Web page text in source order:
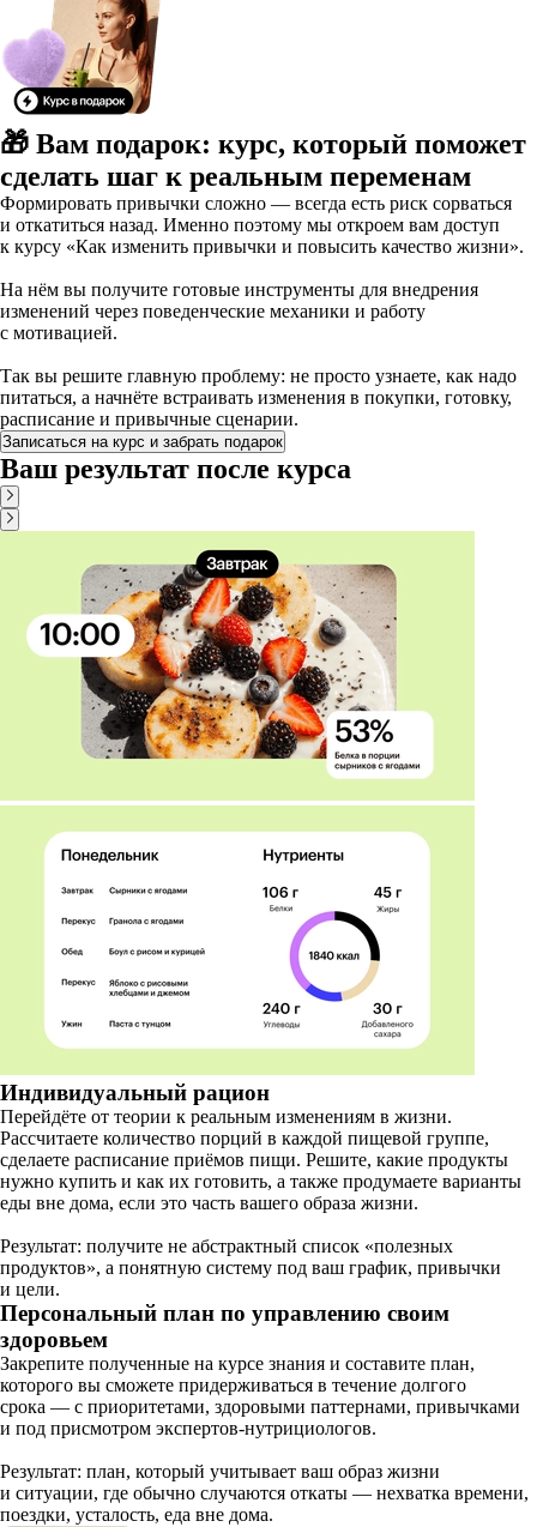
🎁 Вам подарок: курс, который поможет
сделать шаг к реальным переменам
Формировать привычки сложно — всегда есть риск сорваться
и откатиться назад. Именно поэтому мы откроем вам доступ
к курсу «Как изменить привычки и повысить качество жизни».
На нём вы получите готовые инструменты для внедрения
изменений через поведенческие механики и работу
с мотивацией.
Так вы решите главную проблему: не просто узнаете, как надо
питаться, а начнёте встраивать изменения в покупки, готовку,
расписание и привычные сценарии.
Записаться на курс и забрать подарок
Ваш результат после курса
Индивидуальный рацион
Перейдёте от теории к реальным изменениям в жизни.
Рассчитаете количество порций в каждой пищевой группе,
сделаете расписание приёмов пищи. Решите, какие продукты
нужно купить и как их готовить, а также продумаете варианты
еды вне дома, если это часть вашего образа жизни.
Результат: получите не абстрактный список «полезных
продуктов», а понятную систему под ваш график, привычки
и цели.
Персональный план по управлению своим
здоровьем
Закрепите полученные на курсе знания и составите план,
которого вы сможете придерживаться в течение долгого
срока — с приоритетами, здоровыми паттернами, привычками
и под присмотром экспертов-нутрициологов.
Результат: план, который учитывает ваш образ жизни
и ситуации, где обычно случаются откаты — нехватка времени,
поездки, усталость, еда вне дома.